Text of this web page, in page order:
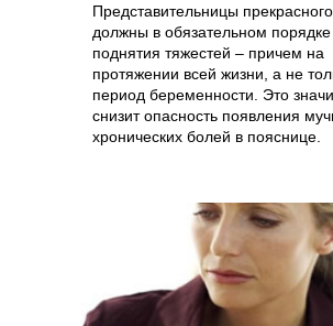
Представительницы
должны в обязательном порядке
поднятия тяжестей – причем на
протяжении всей жизни, а не
период беременности. Это
снизит опасность появления
хронических болей в пояснице.